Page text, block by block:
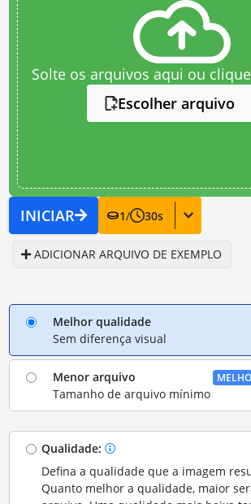
Solte os arquivos aqui ou
Escolher arquivo
INICIAR 1/ 30s
ADICIONAR ARQUIVO DE EXEMPLO
Melhor qualidade
Sem diferença visual
Menor arquivo
Tamanho de arquivo mínimo
Qualidade:
Defina a qualidade que a imagem
Quanto melhor a qualidade, maior